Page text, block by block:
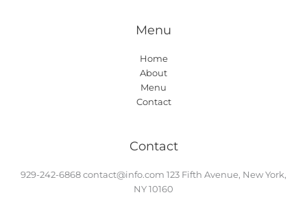
Menu
Home
About
Menu
Contact
Contact
929-242-6868 contact@info.com 123 Fifth Avenue, New York,
NY 10160